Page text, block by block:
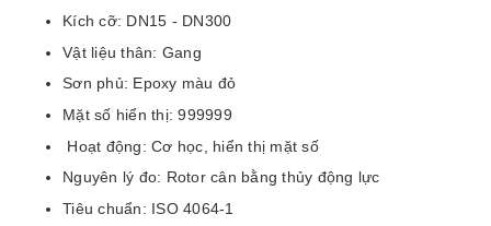
Kích cỡ: DN15 - DN300
Vật liệu thân: Gang
Sơn phủ: Epoxy màu đỏ
Mặt số hiển thị: 999999
Hoạt động: Cơ học, hiển thị mặt số
Nguyên lý đo: Rotor cân bằng thủy động lực
Tiêu chuẩn: ISO 4064-1